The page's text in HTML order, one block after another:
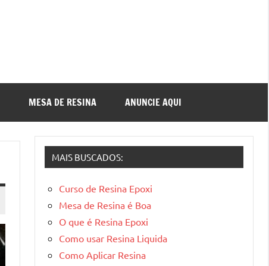
MESA DE RESINA ANUNCIE AQUI
MAIS BUSCADOS:
Curso de Resina Epoxi
Mesa de Resina é Boa
O que é Resina Epoxi
Como usar Resina Liquida
Como Aplicar Resina